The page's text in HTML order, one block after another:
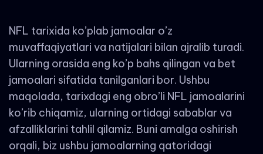
NFL tarixida ko’plab jamoalar o’z
muvaffaqiyatlari va natijalari bilan ajralib turadi.
Ularning orasida eng ko’p bahs qilingan va bet
jamoalari sifatida tanilganlari bor. Ushbu
maqolada, tarixdagi eng obro’li NFL jamoalarini
ko’rib chiqamiz, ularning ortidagi sabablar va
afzalliklarini tahlil qilamiz. Buni amalga oshirish
orqali, biz ushbu jamoalarning qatoridagi